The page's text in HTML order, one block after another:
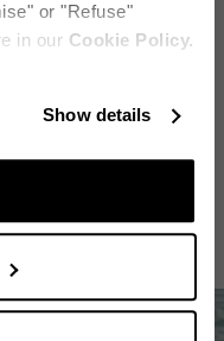
or "Refuse"
in our Cookie Policy.
Show details
Bow Tie Clutch